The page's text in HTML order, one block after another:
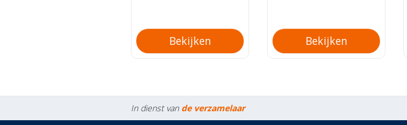
Bekijken Bekijken
In dienst van de verzamelaar